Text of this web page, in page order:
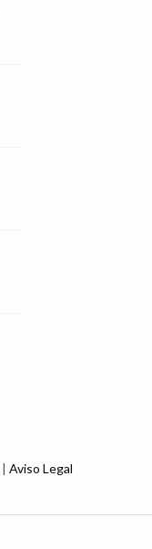
| Aviso Legal